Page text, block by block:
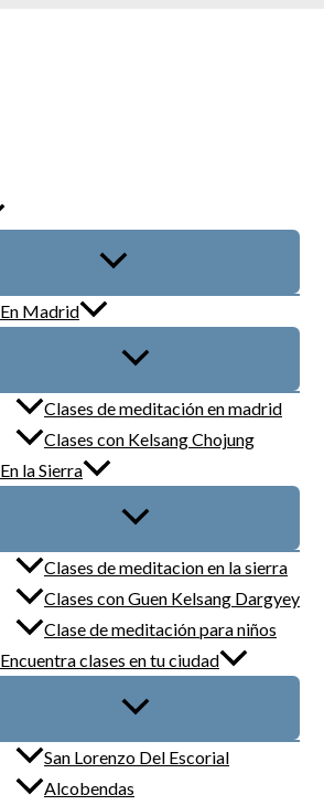
En Madrid
Clases de meditación en madrid
Clases con Kelsang Chojung
En la Sierra
Clases de meditacion en la sierra
Clases con Guen Kelsang Dargyey
Clase de meditación para niños
Encuentra clases en tu ciudad
San Lorenzo Del Escorial
Alcobendas